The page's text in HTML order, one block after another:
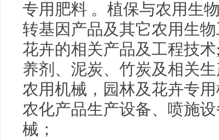
专用肥料 。植保与农用生
转基因产品及其它农用生
花卉的相关产品及工程技
养剂、泥炭、竹炭及相关
农用机械，园林及花卉专
农化产品生产设备、喷施
械；